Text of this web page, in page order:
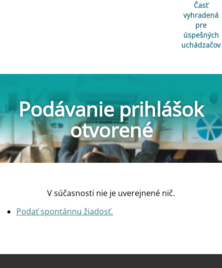
Časť
vyhradená
pre
úspešných
uchádzačov
Podávanie prihlášok
otvorené
V súčasnosti nie je uverejnené nič.
Podať spontánnu žiadosť.